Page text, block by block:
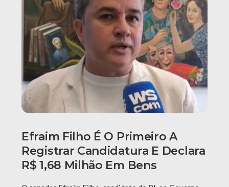
Efraim Filho É O Primeiro A
Registrar Candidatura E Declara
R$ 1,68 Milhão Em Bens